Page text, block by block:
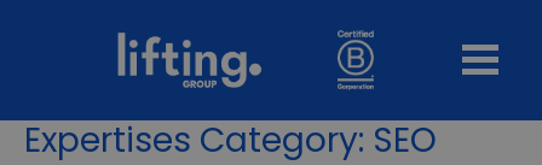
Expertises Category: SEO